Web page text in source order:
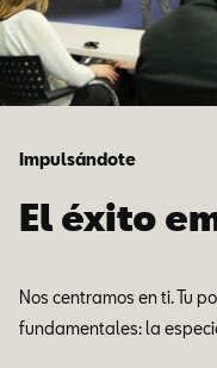
Impulsándote
El éxito
Nos centramos en ti. Tu
fundamentales: la